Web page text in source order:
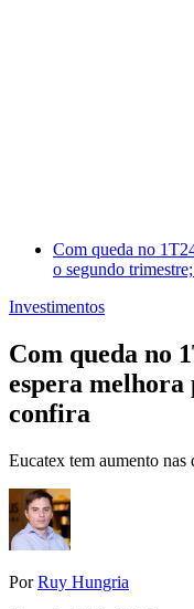
Com queda no
o segundo
Investimentos
Com queda no
espera melhora
confira
Eucatex tem aumento nas
PorRuy Hungria